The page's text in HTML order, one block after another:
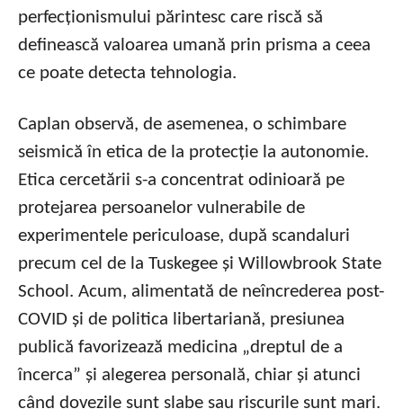
perfecționismului părintesc care riscă să
definească valoarea umană prin prisma a ceea
ce poate detecta tehnologia.
Caplan observă, de asemenea, o schimbare
seismică în etica de la protecție la autonomie.
Etica cercetării s-a concentrat odinioară pe
protejarea persoanelor vulnerabile de
experimentele periculoase, după scandaluri
precum cel de la Tuskegee și Willowbrook State
School. Acum, alimentată de neîncrederea post-
COVID și de politica libertariană, presiunea
publică favorizează medicina „dreptul de a
încerca” și alegerea personală, chiar și atunci
când dovezile sunt slabe sau riscurile sunt mari.